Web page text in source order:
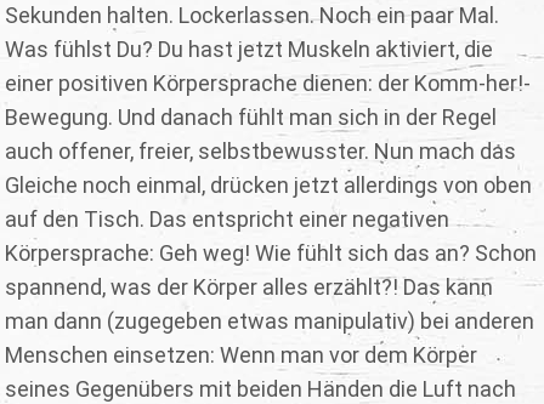
Sekunden halten. Lockerlassen. Noch ein paar Mal.
Was fühlst Du? Du hast jetzt Muskeln aktiviert, die
einer positiven Körpersprache dienen: der Komm-her!-
Bewegung. Und danach fühlt man sich in der Regel
auch offener, freier, selbstbewusster. Nun mach das
Gleiche noch einmal, drücken jetzt allerdings von oben
auf den Tisch. Das entspricht einer negativen
Körpersprache: Geh weg! Wie fühlt sich das an? Schon
spannend, was der Körper alles erzählt?! Das kann
man dann (zugegeben etwas manipulativ) bei anderen
Menschen einsetzen: Wenn man vor dem Körper
seines Gegenübers mit beiden Händen die Luft nach